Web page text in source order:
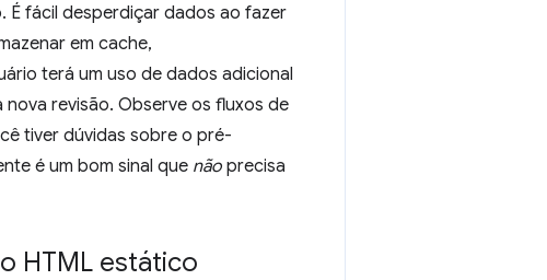
É fácil desperdiçar dados ao fazer
em cache,
terá um uso de dados adicional
revisão. Observe os fluxos de
tiver dúvidas sobre o pré-
é um bom sinal que não precisa
HTML estático